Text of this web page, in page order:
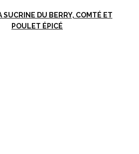
SUCRINE DU BERRY, COMTÉ ET
POULET ÉPICÉ